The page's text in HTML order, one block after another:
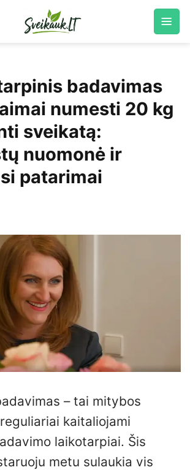
badavimas
numesti 20 kg
sveikatą:
nuomonė ir
patarimai
– tai mitybos
kaitaliojami
laikotarpiai. Šis
metu sulaukia vis